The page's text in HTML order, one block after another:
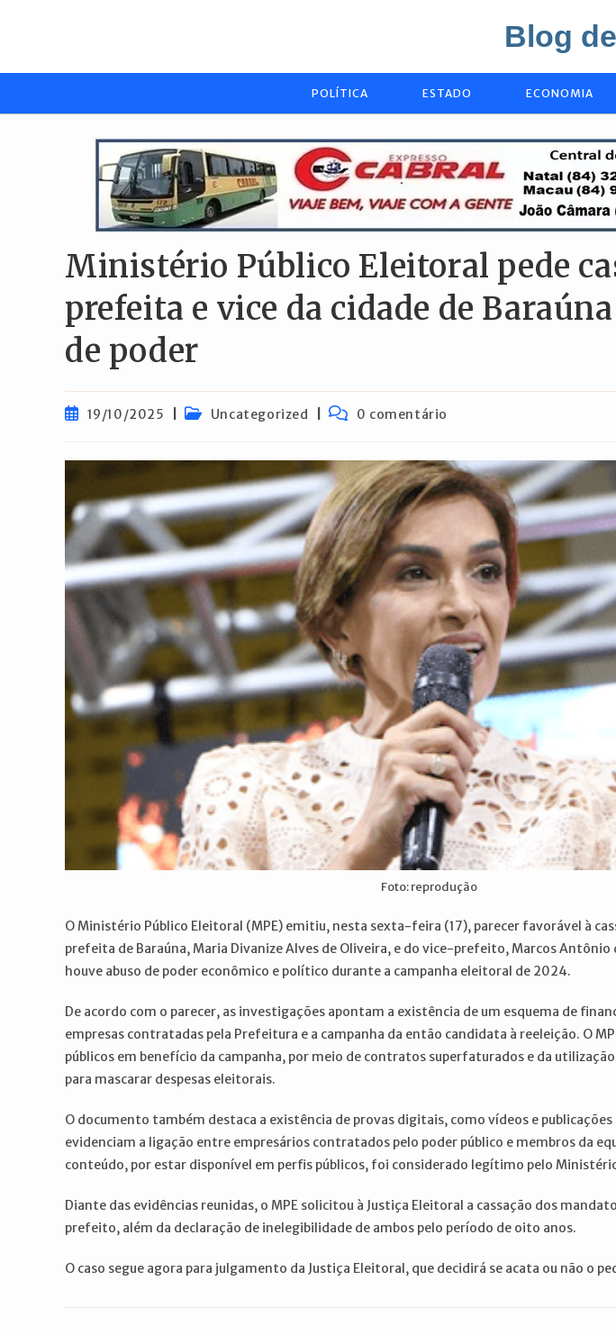
conteúdo
Blog
POLÍTICA ESTADO ECONOMIA
Ministério Público Eleitoral pede
prefeita e vice da cidade de
de poder
Post19/10/2025
Categoria
Uncategorized
Comentários
0 comentário
Foto: reprodução
O Ministério Público Eleitoral (MPE) emitiu, nesta sexta-feira (17), parecer favorável à
prefeita de Baraúna, Maria Divanize Alves de Oliveira, e do vice-prefeito, Marcos Antônio
houve abuso de poder econômico e político durante a campanha eleitoral de 2024.
De acordo com o parecer, as investigações apontam a existência de um esquema de
empresas contratadas pela Prefeitura e a campanha da então candidata à reeleição. O
públicos em benefício da campanha, por meio de contratos superfaturados e da
para mascarar despesas eleitorais.
O documento também destaca a existência de provas digitais, como vídeos e publicações
evidenciam a ligação entre empresários contratados pelo poder público e membros da
conteúdo, por estar disponível em perfis públicos, foi considerado legítimo pelo
Diante das evidências reunidas, o MPE solicitou à Justiça Eleitoral a cassação dos
prefeito, além da declaração de inelegibilidade de ambos pelo período de oito anos.
O caso segue agora para julgamento da Justiça Eleitoral, que decidirá se acata ou não o